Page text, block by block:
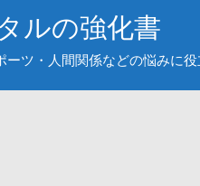
ルの強化書
ーツ・人間関係などの悩みに